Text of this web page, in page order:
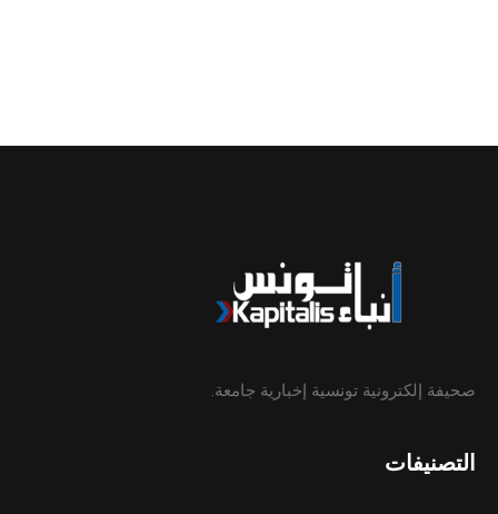
صحيفة إلكترونية تونسية إخبارية جامعة.
التصنيفات